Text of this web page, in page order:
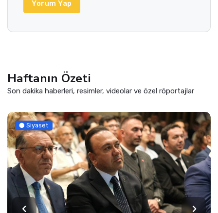
Yorum Yap
Haftanın Özeti
Son dakika haberleri, resimler, videolar ve özel röportajlar
Siyaset